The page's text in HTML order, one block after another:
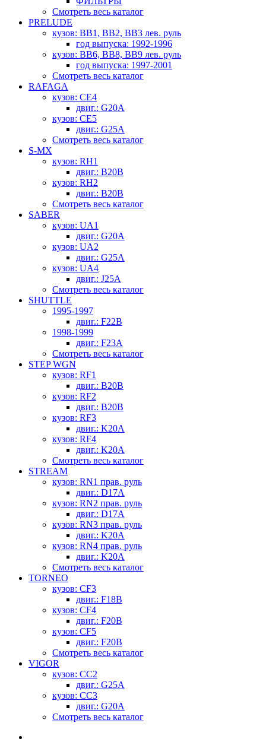
Смотреть весь каталог
PRELUDE
кузов: BB1, BB2, BB3 лев. руль
год выпуска: 1992-1996
кузов: BB6, BB8, BB9 лев. руль
год выпуска: 1997-2001
Смотреть весь каталог
RAFAGA
кузов: CE4
двиг.: G20A
кузов: CE5
двиг.: G25A
Смотреть весь каталог
S-MX
кузов: RH1
двиг.: B20B
кузов: RH2
двиг.: B20B
Смотреть весь каталог
SABER
кузов: UA1
двиг.: G20A
кузов: UA2
двиг.: G25A
кузов: UA4
двиг.: J25A
Смотреть весь каталог
SHUTTLE
1995-1997
двиг.: F22B
1998-1999
двиг.: F23A
Смотреть весь каталог
STEP WGN
кузов: RF1
двиг.: B20B
кузов: RF2
двиг.: B20B
кузов: RF3
двиг.: K20A
кузов: RF4
двиг.: K20A
Смотреть весь каталог
STREAM
кузов: RN1 прав. руль
двиг.: D17A
кузов: RN2 прав. руль
двиг.: D17A
кузов: RN3 прав. руль
двиг.: K20A
кузов: RN4 прав. руль
двиг.: K20A
Смотреть весь каталог
TORNEO
кузов: CF3
двиг.: F18B
кузов: CF4
двиг.: F20B
кузов: CF5
двиг.: F20B
Смотреть весь каталог
VIGOR
кузов: CC2
двиг.: G25A
кузов: CC3
двиг.: G20A
Смотреть весь каталог